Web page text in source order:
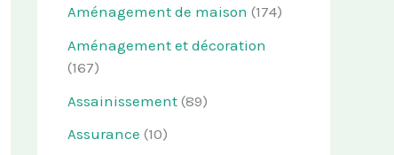
Aménagement de maison (174)
Aménagement et décoration
(167)
Assainissement (89)
Assurance (10)